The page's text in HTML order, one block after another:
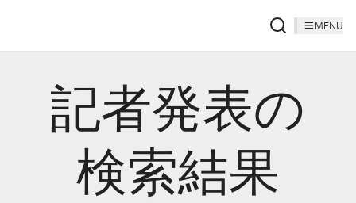
MENU
記者発表の
検索結果